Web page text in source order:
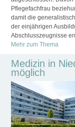
Pflegefachfrau
damit die
der einjährigen
Abschlusszeugnisse
Mehr zum Thema
Medizin in
möglich